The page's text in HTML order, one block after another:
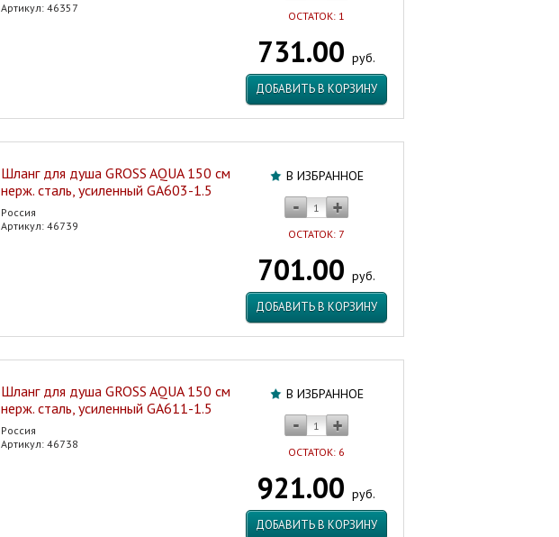
ОСТАТОК: 1
731.00 руб.
ДОБАВИТЬ В КОРЗИНУ
Артикул: 46357
В ИЗБРАННОЕ
ОСТАТОК: 7
701.00 руб.
ДОБАВИТЬ В КОРЗИНУ
Шланг для душа GROSS AQUA 150 см
нерж. сталь, усиленный GA603-1.5
Россия
Артикул: 46739
В ИЗБРАННОЕ
ОСТАТОК: 6
921.00 руб.
ДОБАВИТЬ В КОРЗИНУ
Шланг для душа GROSS AQUA 150 см
нерж. сталь, усиленный GA611-1.5
Россия
Артикул: 46738